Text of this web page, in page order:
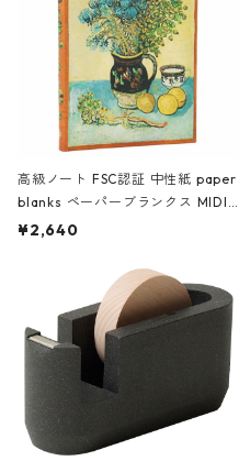
高級ノート FSC認証 中性紙 paper
blanks ペーパーブランクス MIDI
ハードカバー 罫線 ヴァン・ゴッホ
¥2,640